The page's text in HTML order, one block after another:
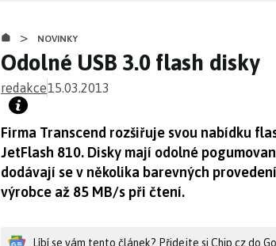
> NOVINKY
Odolné USB 3.0 flash disky
redakce15.03.2013
Firma Transcend rozšiřuje svou nabídku
JetFlash 810. Disky mají odolné
dodávají se v několika barevných
výrobce až 85 MB/s při čtení.
Líbí se vám tento článek? Přidejte si Chip.cz do